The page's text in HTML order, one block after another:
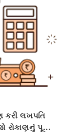
કરી લખપતિ
રોકાણનું પૂરું